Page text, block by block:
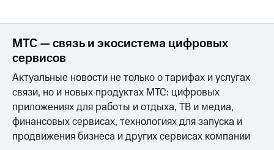
номер
Выбрать
красивый
номер
Заменить
SIM-
карту
Перейти
Тарифы
Интернет,
ТВ и телефон
для дома
Услуги
Личный
кабинет
МТС — связь и экосистема цифровых
сервисов
Актуальные новости не только о тарифах и услугах
связи, но и новых продуктах МТС: цифровых
приложениях для работы и отдыха, ТВ и медиа,
финансовых сервисах, технологиях для запуска и
продвижения бизнеса и других сервисах компании